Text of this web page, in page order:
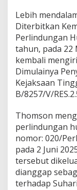
Lebih
Diterbitkan
Perlindungan
tahun, pada 22
kembali
Dimulainya
Kejaksaan
B/8257/V/
Thomson
perlindungan
nomor: 020/
pada 2 Juni
tersebut
dianggap
terhadap